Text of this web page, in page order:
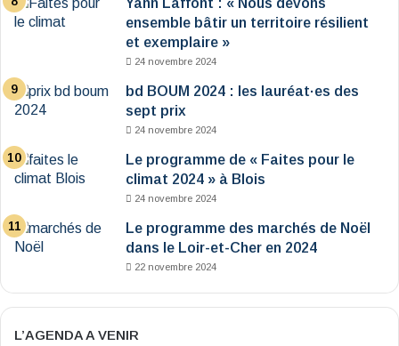
Yann Laffont : « Nous devons
ensemble bâtir un territoire résilient
et exemplaire »
24 novembre 2024
bd BOUM 2024 : les lauréat·es des
sept prix
24 novembre 2024
Le programme de « Faites pour le
climat 2024 » à Blois
24 novembre 2024
Le programme des marchés de Noël
dans le Loir-et-Cher en 2024
22 novembre 2024
L’AGENDA A VENIR